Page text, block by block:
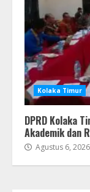
Kolaka Timur
DPRD Kolaka
Akademik dan
Agustus 6, 2026